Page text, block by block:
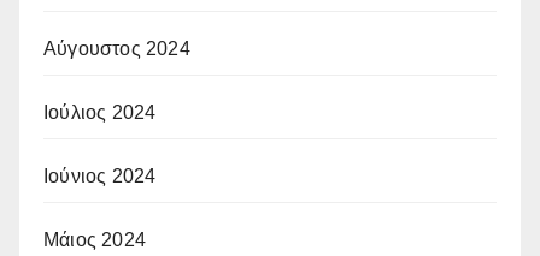
Αύγουστος 2024
Ιούλιος 2024
Ιούνιος 2024
Μάιος 2024